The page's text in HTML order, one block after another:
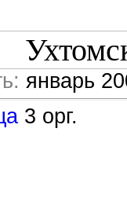
январь
3 орг.